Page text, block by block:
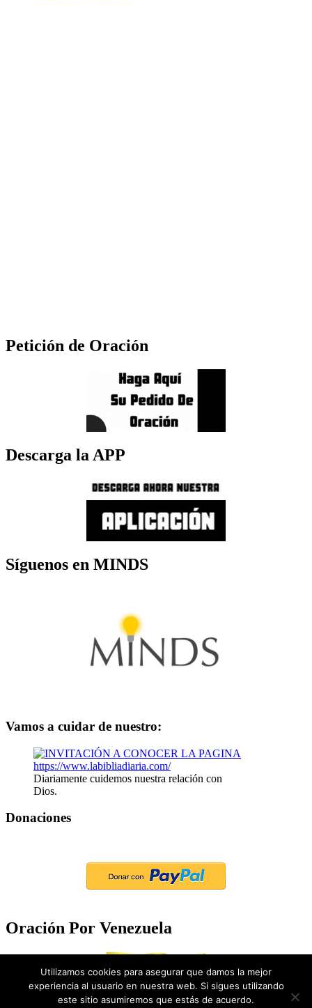
Petición de Oración
Descarga la APP
Síguenos en MINDS
Vamos a cuidar de nuestro:
Diariamente cuidemos nuestra relación con
Dios.
Donaciones
Oración Por Venezuela
Utilizamos cookies para asegurar que damos la mejor
experiencia al usuario en nuestra web. Si sigues utilizando
este sitio asumiremos que estás de acuerdo.